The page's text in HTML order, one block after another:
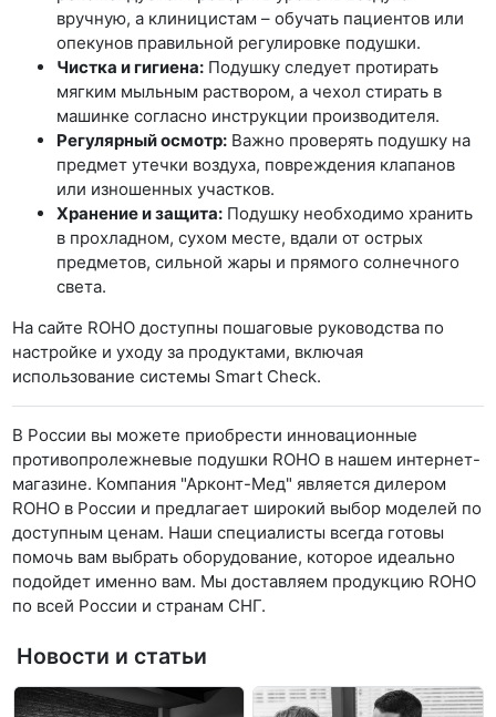
вручную, а клиницистам – обучать пациентов или
опекунов правильной регулировке подушки.
Чистка и гигиена: Подушку следует протирать
мягким мыльным раствором, а чехол стирать в
машинке согласно инструкции производителя.
Регулярный осмотр: Важно проверять подушку на
предмет утечки воздуха, повреждения клапанов
или изношенных участков.
Хранение и защита: Подушку необходимо хранить
в прохладном, сухом месте, вдали от острых
предметов, сильной жары и прямого солнечного
света.
На сайте ROHO доступны пошаговые руководства по
настройке и уходу за продуктами, включая
использование системы Smart Check.
В России вы можете приобрести инновационные
противопролежневые подушки ROHO в нашем интернет-
магазине. Компания "Арконт-Мед" является дилером
ROHO в России и предлагает широкий выбор моделей по
доступным ценам. Наши специалисты всегда готовы
помочь вам выбрать оборудование, которое идеально
подойдет именно вам. Мы доставляем продукцию ROHO
по всей России и странам СНГ.
Новости и статьи